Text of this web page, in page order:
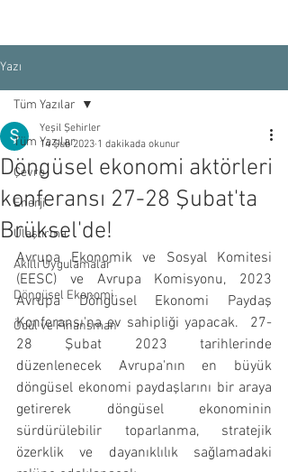
Yazı
Tüm Yazılar
Çevre
Enerji
Ulaştırma
Akıllı Uygulamalar
Döngüsel Ekonomi
Ödül ve Finansman
Tüm Yazılar
Döngüsel ekonomi aktörleri
konferansı 27-28 Şubat'ta
Brüksel'de!
Yeşil Şehirler
14 Şub 2023 1 dakikada okunur
Avrupa Ekonomik ve Sosyal Komitesi
(EESC) ve Avrupa Komisyonu, 2023
Avrupa Döngüsel Ekonomi Paydaş
Konferansı'na ev sahipliği yapacak.  27-
28 Şubat 2023 tarihlerinde
düzenlenecek Avrupa'nın en büyük
döngüsel ekonomi paydaşlarını bir araya
getirerek döngüsel ekonominin
sürdürülebilir toparlanma, stratejik
özerklik ve dayanıklılık sağlamadaki